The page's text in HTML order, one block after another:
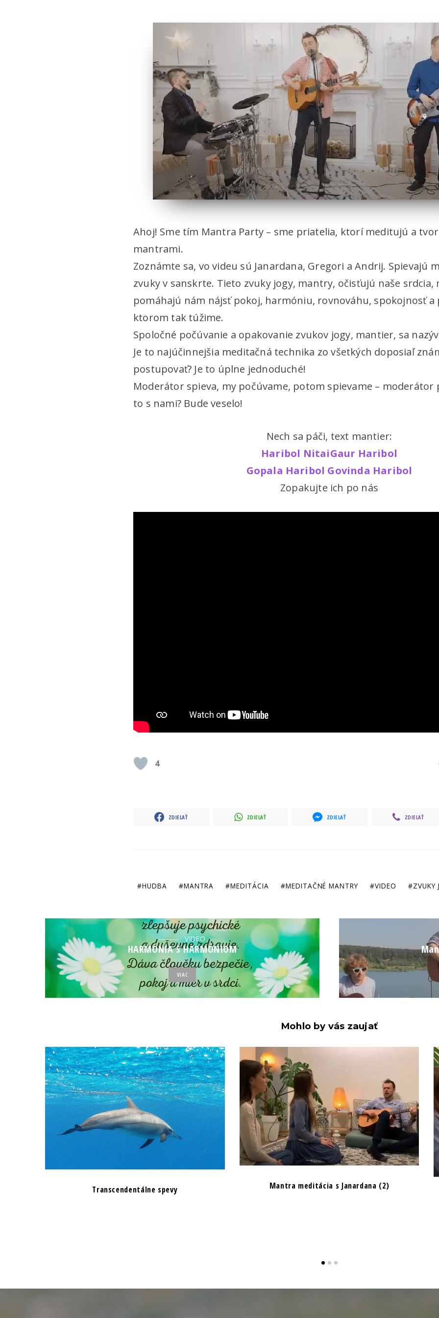
Ahoj! Sme tím Mantra Party – sme priatelia, ktorí meditujú a
mantrami.
Zoznámte sa, vo videu sú Janardana, Gregori a Andrij. Spievajú
zvuky v sanskrte. Tieto zvuky jogy, mantry, očisťujú naše srdcia,
pomáhajú nám nájsť pokoj, harmóniu, rovnováhu, spokojnosť a
ktorom tak túžime.
Spoločné počúvanie a opakovanie zvukov jogy, mantier, sa
Je to najúčinnejšia meditačná technika zo všetkých doposiaľ
postupovať? Je to úplne jednoduché!
Moderátor spieva, my počúvame, potom spievame – moderátor
to s nami? Bude veselo!
Nech sa páči, text mantier:
Haribol NitaiGaur Haribol
Gopala Haribol Govinda Haribol
Zopakujte ich po nás
4
ZDIELAŤ ZDIELAŤ ZDIELAŤ ZDIELAŤ
HUDBA MANTRA MEDITÁCIA MEDITAČNÉ MANTRY VIDEO ZVUKY
VIDEO
HARMÓNIA S HARMÓNIOM
VIAC
Mohlo by vás zaujať
Transcendentálne spevy
Mantra meditácia s Janardana (2)